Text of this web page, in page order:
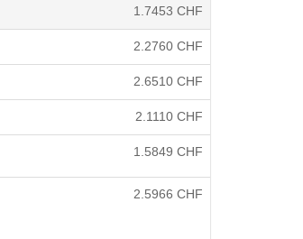
1.7453 CHF
2.2760 CHF
2.6510 CHF
2.1110 CHF
1.5849 CHF
2.5966 CHF